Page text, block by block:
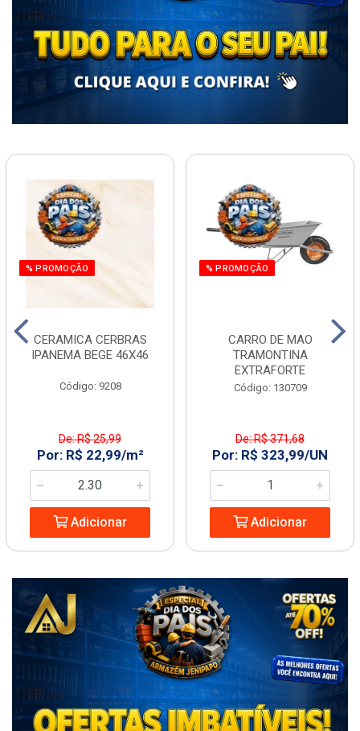
% PROMOÇÃO
CERAMICA CERBRAS
IPANEMA BEGE 46X46
Código: 9208
De: R$ 25,99
Por: R$ 22,99/m²
Adicionar
% PROMOÇÃO
CARRO DE MAO
TRAMONTINA
EXTRAFORTE
Código: 130709
De: R$ 371,68
Por: R$ 323,99/UN
Adicionar